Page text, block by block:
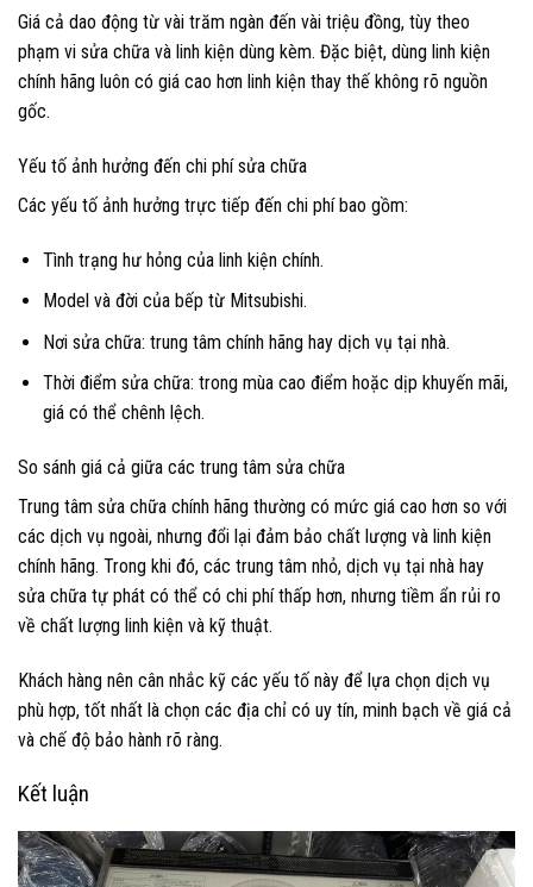
Giá cả dao động từ vài trăm ngàn đến vài triệu đồng, tùy theo
phạm vi sửa chữa và linh kiện dùng kèm. Đặc biệt, dùng linh kiện
chính hãng luôn có giá cao hơn linh kiện thay thế không rõ nguồn
gốc.
Yếu tố ảnh hưởng đến chi phí sửa chữa
Các yếu tố ảnh hưởng trực tiếp đến chi phí bao gồm:
Tình trạng hư hỏng của linh kiện chính.
Model và đời của bếp từ Mitsubishi.
Nơi sửa chữa: trung tâm chính hãng hay dịch vụ tại nhà.
Thời điểm sửa chữa: trong mùa cao điểm hoặc dịp khuyến mãi,
giá có thể chênh lệch.
So sánh giá cả giữa các trung tâm sửa chữa
Trung tâm sửa chữa chính hãng thường có mức giá cao hơn so với
các dịch vụ ngoài, nhưng đổi lại đảm bảo chất lượng và linh kiện
chính hãng. Trong khi đó, các trung tâm nhỏ, dịch vụ tại nhà hay
sửa chữa tự phát có thể có chi phí thấp hơn, nhưng tiềm ẩn rủi ro
về chất lượng linh kiện và kỹ thuật.
Khách hàng nên cân nhắc kỹ các yếu tố này để lựa chọn dịch vụ
phù hợp, tốt nhất là chọn các địa chỉ có uy tín, minh bạch về giá cả
và chế độ bảo hành rõ ràng.
Kết luận